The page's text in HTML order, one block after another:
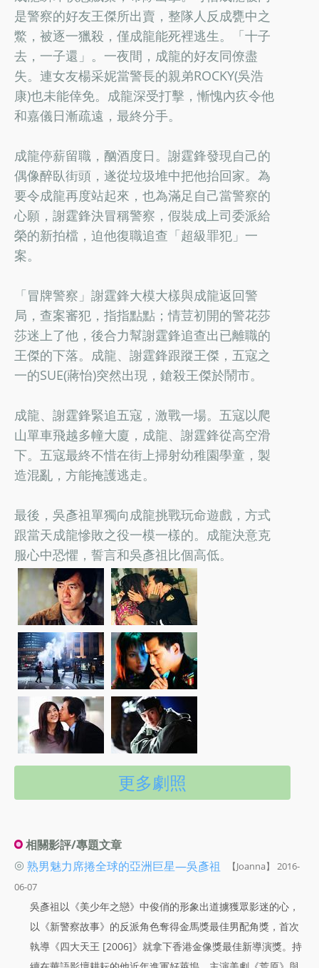
是警察的好友王傑所出賣，整隊人反成甕中之
鱉，被逐一獵殺，僅成龍能死裡逃生。「十子
去，一子還」。一夜間，成龍的好友同僚盡
失。連女友楊采妮當警長的親弟ROCKY(吳浩
康)也未能倖免。成龍深受打擊，慚愧內疚令他
和嘉儀日漸疏遠，最終分手。
成龍停薪留職，酗酒度日。謝霆鋒發現自己的
偶像醉臥街頭，遂從垃圾堆中把他抬回家。為
要令成龍再度站起來，也為滿足自己當警察的
心願，謝霆鋒決冒稱警察，假裝成上司委派給
榮的新拍檔，迫他復職追查「超級罪犯」一
案。
「冒牌警察」謝霆鋒大模大樣與成龍返回警
局，查案審犯，指指點點；情荳初開的警花莎
莎迷上了他，後合力幫謝霆鋒追查出已離職的
王傑的下落。成龍、謝霆鋒跟蹤王傑，五寇之
一的SUE(蔣怡)突然出現，鎗殺王傑於鬧市。
成龍、謝霆鋒緊追五寇，激戰一場。五寇以爬
山單車飛越多幢大廈，成龍、謝霆鋒從高空滑
下。五寇最終不惜在街上掃射幼稚園學童，製
造混亂，方能掩護逃走。
最後，吳彥祖單獨向成龍挑戰玩命遊戲，方式
跟當天成龍慘敗之役一模一樣的。成龍決意克
服心中恐懼，誓言和吳彥祖比個高低。
更多劇照
相關影評/專題文章
◎ 熟男魅力席捲全球的亞洲巨星—吳彥祖
【Joanna】 2016-
06-07
吳彥祖以《美少年之戀》中俊俏的形象出道擄獲眾影迷的心，
以《新警察故事》的反派角色奪得金馬獎最佳男配角獎，首次
執導《四大天王 [2006]》就拿下香港金像獎最佳新導演獎。持